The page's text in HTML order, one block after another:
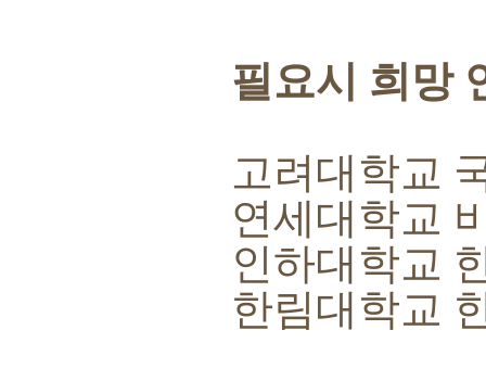
필요시 희망
고려대학교
연세대학교
인하대학교
한림대학교